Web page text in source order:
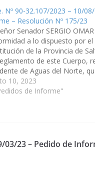
Nº 90-32.107/2023 – 10/
– Resolución Nº 175/23
Senador SERGIO
a lo dispuesto por el
de la Provincia de
de este Cuerpo,
de Aguas del Norte,
la cantidad de…
10, 2023
de Informe"
03/23 – Pedido de